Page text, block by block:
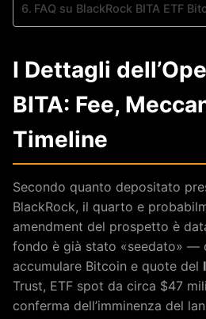
FAQ su BlackRock BITA ETF
I Dettagli
BITA: Fee,
Timeline
Secondo quanto depositato
BlackRock, il quarto e
amendment del prospetto è
fondo è già stato «seedato» —
accumulare Bitcoin e quote del
Trust, ETF spot da circa $47
conferma dell’imminenza del